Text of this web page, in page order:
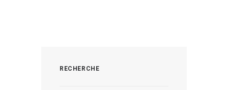
RECHERCHE